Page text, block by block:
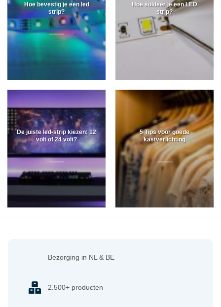
Hoe bevestig je een led
strip?
Hoe soldeer je een LED
strip?
De juiste led-strip kiezen: 12
volt of 24 volt?
5 Tips voor goede
kastverlichting
Bezorging in NL & BE
2.500+ producten